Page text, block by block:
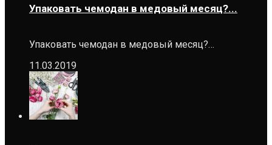
Упаковать чемодан в медовый месяц?...
Упаковать чемодан в медовый месяц?…
11.03.2019